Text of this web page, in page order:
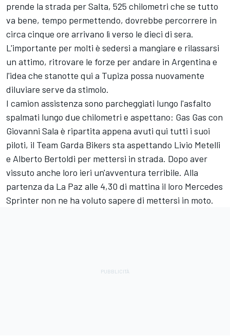
prende la strada per Salta, 525 chilometri che se tutto
va bene, tempo permettendo, dovrebbe percorrere in
circa cinque ore arrivano lì verso le dieci di sera.
L'importante per molti è sedersi a mangiare e rilassarsi
un attimo, ritrovare le forze per andare in Argentina e
l'idea che stanotte qui a Tupiza possa nuovamente
diluviare serve da stimolo.
I camion assistenza sono parcheggiati lungo l'asfalto
spalmati lungo due chilometri e aspettano: Gas Gas con
Giovanni Sala è ripartita appena avuti qui tutti i suoi
piloti, il Team Garda Bikers sta aspettando Livio Metelli
e Alberto Bertoldi per mettersi in strada. Dopo aver
vissuto anche loro ieri un'avventura terribile. Alla
partenza da La Paz alle 4,30 di mattina il loro Mercedes
Sprinter non ne ha voluto sapere di mettersi in moto.